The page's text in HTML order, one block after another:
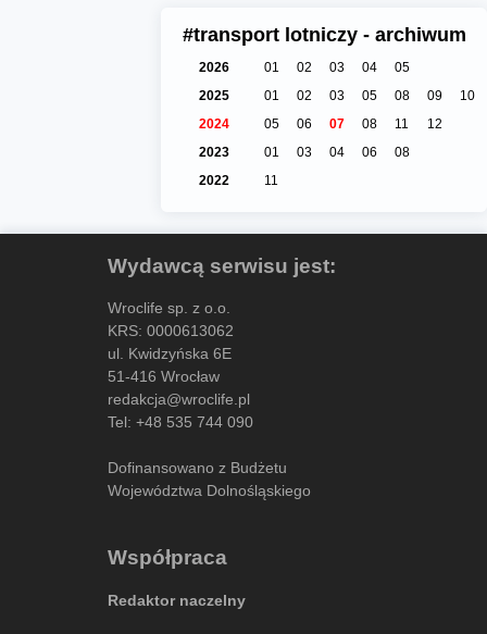
#transport lotniczy - archiwum
2026 01 02 03 04
05
2025
01 02 03 05 08 09
10
2024
05 06 07 08 11
12
2023
01 03 04 06
08
2022
11
Wydawcą serwisu jest:
Wroclife sp. z o.o.
KRS: 0000613062
ul. Kwidzyńska 6E
51-416 Wrocław
redakcja@wroclife.pl
Tel: +48 535 744 090
Dofinansowano z Budżetu
Województwa Dolnośląskiego
Współpraca
Redaktor naczelny